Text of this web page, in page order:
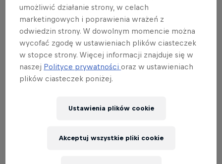
Ground by Red Bull o wiele ważniejszy, niż
kiedykolwiek wcześniej w tradycyjnych
rozgrywkach.
Turniej na kanaleRed Bull Polska na Twitchu
komentować będąDeerfluffyiLuz. Sporo uwagi na
pewno poświęcą występom Polaków z G2, gdzie
(Aleksander Zygmunt).
Home Ground by Red Bull pojawiło się sześć
umożliwić działanie strony, w celach
marketingowych i poprawienia wrażeń z
odwiedzin strony. W dowolnym momencie można
wycofać zgodę w ustawieniach plików ciasteczek
w stopce strony. Więcej informacji znajduje się w
naszej Polityce prywatnościoraz w ustawieniach
plików ciasteczek poniżej.
Ustawienia plików cookie
Akceptuj wszystkie pliki cookie